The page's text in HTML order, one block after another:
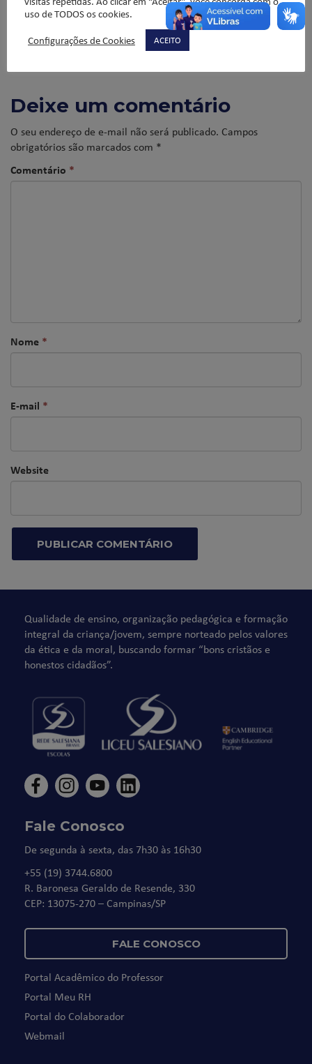
Deixe um comentário
O seu endereço de e-mail não será publicado. Campos
obrigatórios são marcados com *
Comentário *
Nome *
E-mail *
Website
Qualidade de ensino, organização pedagógica e formação
integral da criança/jovem, sempre norteado pelos valores
da ética e da moral, buscando formar “bons cristãos e
honestos cidadãos”.
Fale Conosco
De segunda à sexta, das 7h30 às 16h30
+55 (19) 3744.6800
R. Baronesa Geraldo de Resende, 330
CEP: 13075-270 – Campinas/SP
FALE CONOSCO
Portal Acadêmico do Professor
Portal Meu RH
Portal do Colaborador
Webmail
uso de TODOS os cookies.
Configurações de Cookies
ACEITO